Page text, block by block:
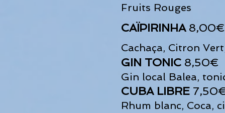
Fruits Rouges
CAÏPIRINHA 8,00€
Cachaça, Citron
GIN TONIC 8,50€
Gin local Balea,
CUBA LIBRE
Rhum blanc, Coca,